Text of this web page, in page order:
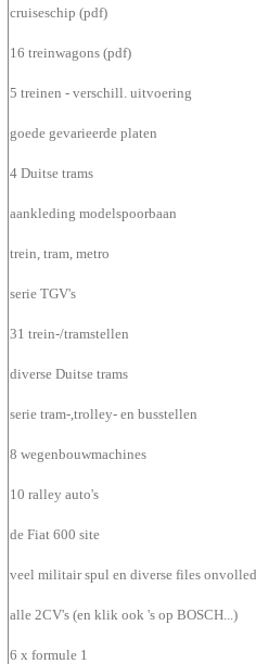
cruiseschip (pdf)
16 treinwagons (pdf)
5 treinen - verschill. uitvoering
goede gevarieerde platen
4 Duitse trams
aankleding modelspoorbaan
trein, tram, metro
serie TGV's
31 trein-/tramstellen
diverse Duitse trams
serie tram-,trolley- en busstellen
8 wegenbouwmachines
10 ralley auto's
de Fiat 600 site
veel militair spul en diverse files
alle 2CV's (en klik ook 's op BOSCH...)
6 x formule 1